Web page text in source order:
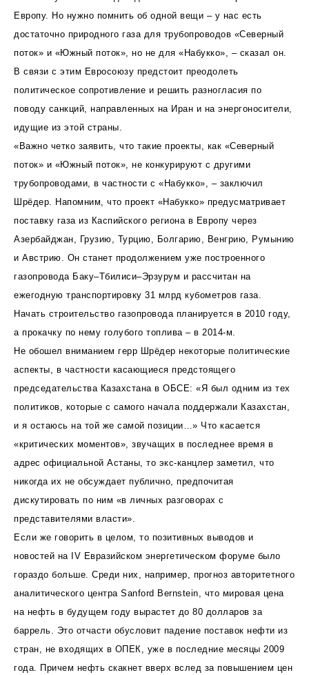
Европу. Но нужно помнить об одной вещи – у нас есть
достаточно природного газа для трубопроводов «Северный
поток» и «Южный поток», но не для «Набукко», – сказал он.
В связи с этим Евросоюзу предстоит преодолеть
политическое сопротивление и решить разногласия по
поводу санкций, направленных на Иран и на энергоносители,
идущие из этой страны.
«Важно четко заявить, что такие проекты, как «Северный
поток» и «Южный поток», не конкурируют с другими
трубопроводами, в частности с «Набукко», – заключил
Шрёдер. Напомним, что проект «Набукко» предусматривает
поставку газа из Каспийского региона в Европу через
Азербайджан, Грузию, Турцию, Болгарию, Венгрию, Румынию
и Австрию. Он станет продолжением уже построенного
газопровода Баку–Тбилиси–Эрзурум и рассчитан на
ежегодную транспортировку 31 млрд кубометров газа.
Начать строительство газопровода планируется в 2010 году,
а прокачку по нему голубого топлива – в 2014-м.
Не обошел вниманием герр Шрёдер некоторые политические
аспекты, в частности касающиеся предстоящего
председательства Казахстана в ОБСЕ: «Я был одним из тех
политиков, которые с самого начала поддержали Казахстан,
и я остаюсь на той же самой позиции…» Что касается
«критических моментов», звучащих в последнее время в
адрес официальной Астаны, то экс-канцлер заметил, что
никогда их не обсуждает публично, предпочитая
дискутировать по ним «в личных разговорах с
представителями власти».
Если же говорить в целом, то позитивных выводов и
новостей на IV Евразийском энергетическом форуме было
гораздо больше. Среди них, например, прогноз авторитетного
аналитического центра Sanford Bernstein, что мировая цена
на нефть в будущем году вырастет до 80 долларов за
баррель. Это отчасти обусловит падение поставок нефти из
стран, не входящих в ОПЕК, уже в последние месяцы 2009
года. Причем нефть скакнет вверх вслед за повышением цен